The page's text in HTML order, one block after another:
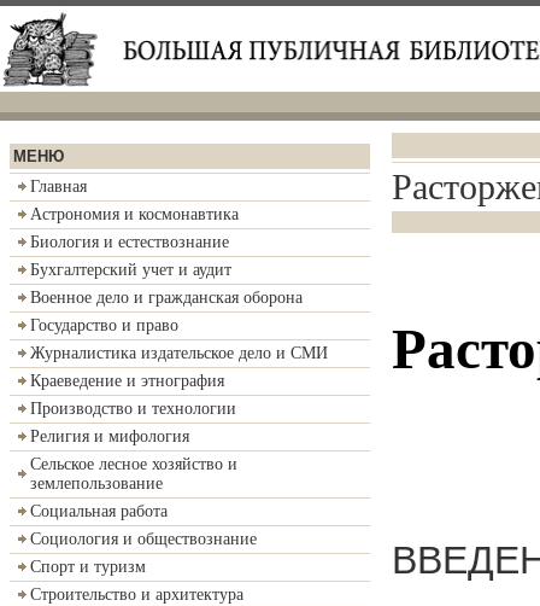
МЕНЮ
Главная
Астрономия и космонавтика
Биология и естествознание
Бухгалтерский учет и аудит
Военное дело и гражданская оборона
Государство и право
Журналистика издательское дело и СМИ
Краеведение и этнография
Производство и технологии
Религия и мифология
Сельское лесное хозяйство и
землепользование
Социальная работа
Социология и обществознание
Спорт и туризм
Строительство и архитектура